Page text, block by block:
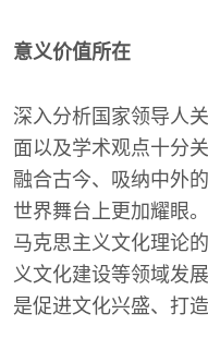
意义价值所在
深入分析国家领导人
面以及学术观点十分
融合古今、吸纳中外
世界舞台上更加耀眼
马克思主义文化理论
义文化建设等领域发
是促进文化兴盛、打